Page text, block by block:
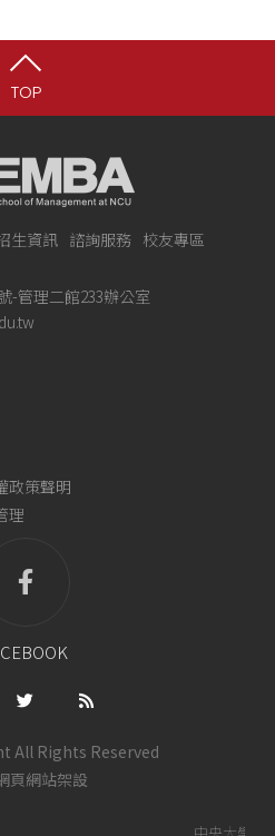
TOP
All Rights Reserved
頁網站架設
生資訊 諮詢服務 校友專區
-管理二館233辦公室
政策聲明
理